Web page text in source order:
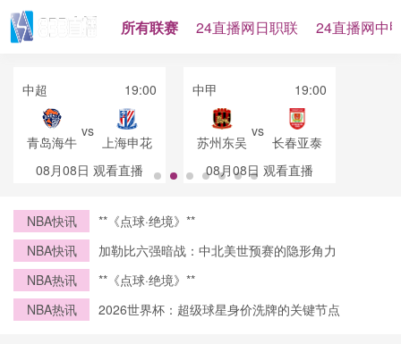
所有联赛 24直播网日职联 24直播网中
中超 19:00
青岛海牛
vs
上海申花
08月08日 观看直播
中甲 19:00
苏州东吴
vs
长春亚泰
08月08日 观看直播
NBA快讯
**《点球·绝境》**
NBA快讯
加勒比六强暗战：中北美世预赛的隐形角力
NBA热讯
**《点球·绝境》**
NBA热讯
2026世界杯：超级球星身价洗牌的关键节点